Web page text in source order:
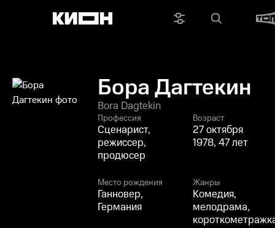
Бора Дагтекин
Bora Dagtekin
Профессия
Сценарист,
режиссер,
продюсер
Возраст
27 октября
1978, 47 лет
Место рождения
Ганновер,
Германия
Жанры
Комедия,
мелодрама,